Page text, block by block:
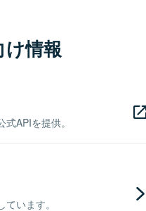
情報
APIを提供。
います。